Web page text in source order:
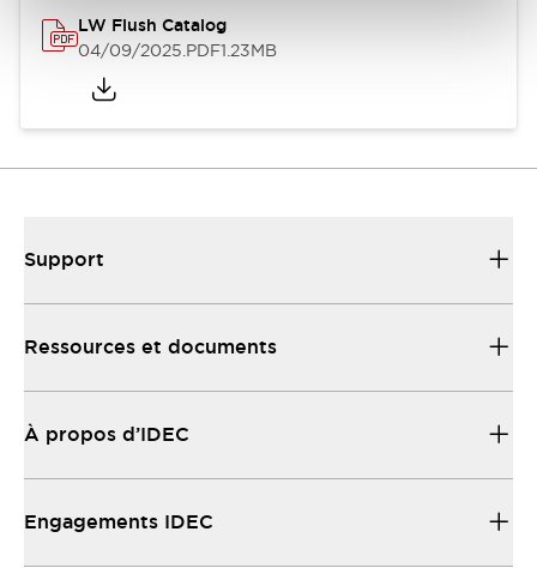
LW Flush Catalog
04/09/2025.PDF1.23MB
Support
Ressources et documents
À propos d’IDEC
Engagements IDEC